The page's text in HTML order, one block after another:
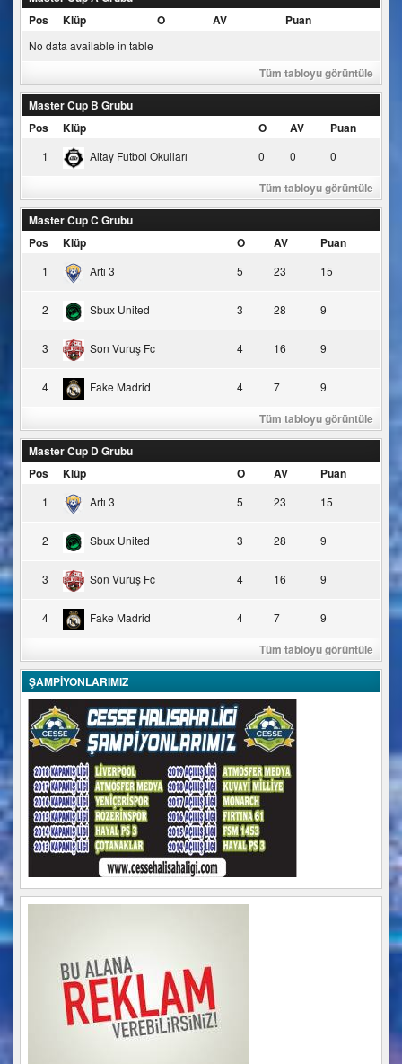
Pos
Klüp O AV Puan
No data available in table
Tüm tabloyu görüntüle
Master Cup B Grubu
Pos
Klüp O AV Puan
1 Altay Futbol Okulları 0 0 0
Tüm tabloyu görüntüle
Master Cup C Grubu
Pos
Klüp O AV Puan
1 Artı 3 5 23 15
2 Sbux United 3 28 9
3 Son Vuruş Fc 4 16 9
4 Fake Madrid 4 7 9
Tüm tabloyu görüntüle
Master Cup D Grubu
Pos
Klüp O AV Puan
1 Artı 3 5 23 15
2 Sbux United 3 28 9
3 Son Vuruş Fc 4 16 9
4 Fake Madrid 4 7 9
Tüm tabloyu görüntüle
ŞAMPİYONLARIMIZ